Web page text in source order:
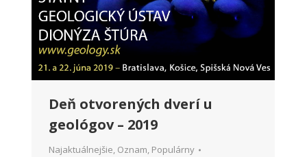
Deň otvorených dverí u
geológov – 2019
Najaktuálnejšie, Oznam, Populárny